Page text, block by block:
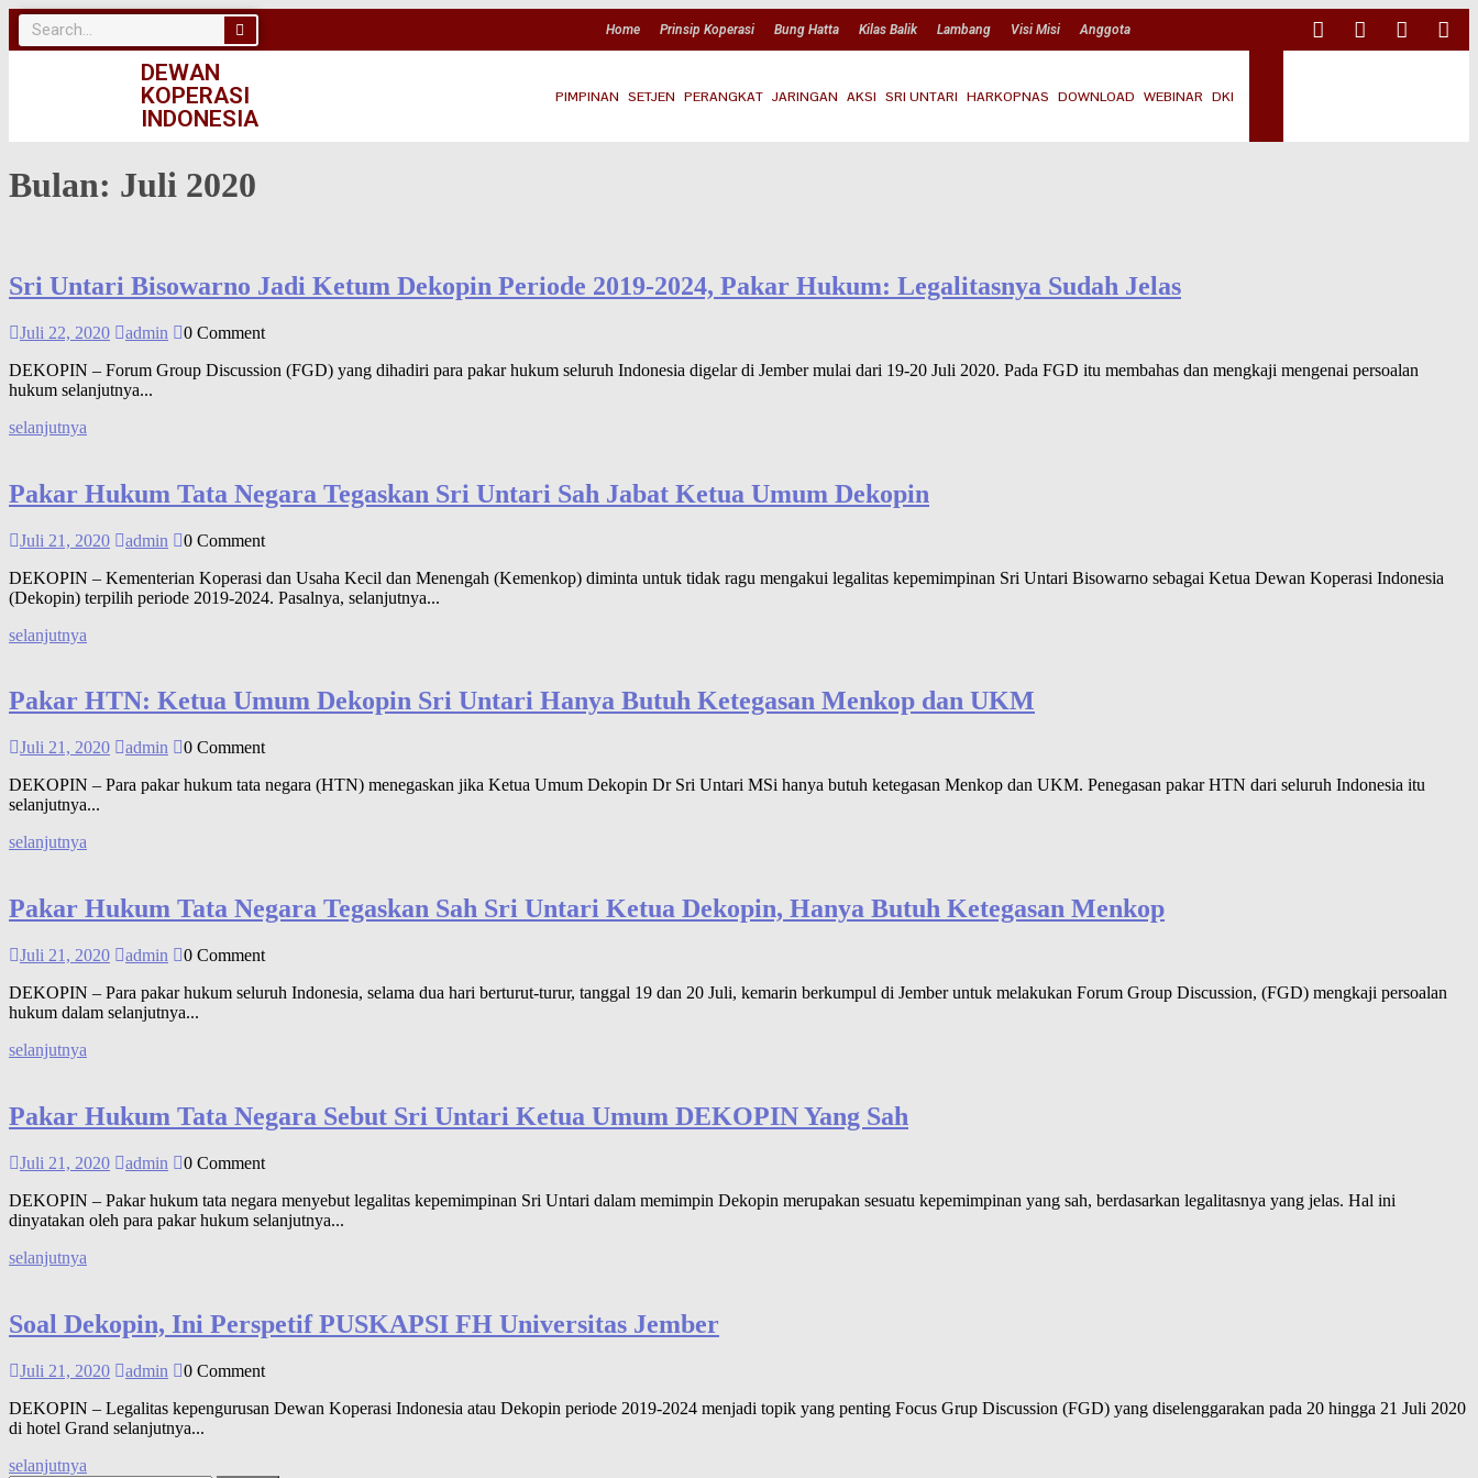
Home Prinsip Koperasi Bung Hatta Kilas Balik Lambang Visi Misi Anggota
DEWAN
KOPERASI
INDONESIA
PIMPINAN SETJEN PERANGKAT JARINGAN AKSI SRI UNTARI HARKOPNAS DOWNLOAD WEBINAR DKI
Bulan: Juli 2020
Sri Untari Bisowarno Jadi Ketum Dekopin Periode 2019-2024, Pakar Hukum: Legalitasnya Sudah Jelas
Juli 22, 2020 admin
0 Comment
DEKOPIN – Forum Group Discussion (FGD) yang dihadiri para pakar hukum seluruh Indonesia digelar di Jember mulai dari 19-20 Juli 2020. Pada FGD itu membahas dan mengkaji mengenai persoalan
hukum selanjutnya...
selanjutnya
Pakar Hukum Tata Negara Tegaskan Sri Untari Sah Jabat Ketua Umum Dekopin
Juli 21, 2020 admin
0 Comment
DEKOPIN – Kementerian Koperasi dan Usaha Kecil dan Menengah (Kemenkop) diminta untuk tidak ragu mengakui legalitas kepemimpinan Sri Untari Bisowarno sebagai Ketua Dewan Koperasi Indonesia
(Dekopin) terpilih periode 2019-2024. Pasalnya, selanjutnya...
selanjutnya
Pakar HTN: Ketua Umum Dekopin Sri Untari Hanya Butuh Ketegasan Menkop dan UKM
Juli 21, 2020 admin
0 Comment
DEKOPIN – Para pakar hukum tata negara (HTN) menegaskan jika Ketua Umum Dekopin Dr Sri Untari MSi hanya butuh ketegasan Menkop dan UKM. Penegasan pakar HTN dari seluruh Indonesia itu
selanjutnya...
selanjutnya
Pakar Hukum Tata Negara Tegaskan Sah Sri Untari Ketua Dekopin, Hanya Butuh Ketegasan Menkop
Juli 21, 2020 admin
0 Comment
DEKOPIN – Para pakar hukum seluruh Indonesia, selama dua hari berturut-turur, tanggal 19 dan 20 Juli, kemarin berkumpul di Jember untuk melakukan Forum Group Discussion, (FGD) mengkaji persoalan
hukum dalam selanjutnya...
selanjutnya
Pakar Hukum Tata Negara Sebut Sri Untari Ketua Umum DEKOPIN Yang Sah
Juli 21, 2020 admin
0 Comment
DEKOPIN – Pakar hukum tata negara menyebut legalitas kepemimpinan Sri Untari dalam memimpin Dekopin merupakan sesuatu kepemimpinan yang sah, berdasarkan legalitasnya yang jelas. Hal ini
dinyatakan oleh para pakar hukum selanjutnya...
selanjutnya
Soal Dekopin, Ini Perspetif PUSKAPSI FH Universitas Jember
Juli 21, 2020 admin
0 Comment
DEKOPIN – Legalitas kepengurusan Dewan Koperasi Indonesia atau Dekopin periode 2019-2024 menjadi topik yang penting Focus Grup Discussion (FGD) yang diselenggarakan pada 20 hingga 21 Juli 2020
di hotel Grand selanjutnya...
selanjutnya